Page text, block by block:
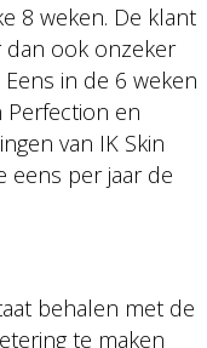
8 weken. De klant
dan ook onzeker
in de 6 weken
Perfection en
van IK Skin
eens per jaar de
behalen met de
te maken